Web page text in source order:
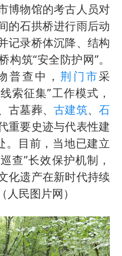
博物馆的考古人员对
的石拱桥进行雨后动
记录桥体沉降、结构
筑“安全防护网”。
普查中， 荆门市采
索征集”工作模式，
古墓葬、古建筑、石
重要史迹与代表性建
。目前，当地已建立
查”长效保护机制，
化遗产在新时代持续
民图片网）